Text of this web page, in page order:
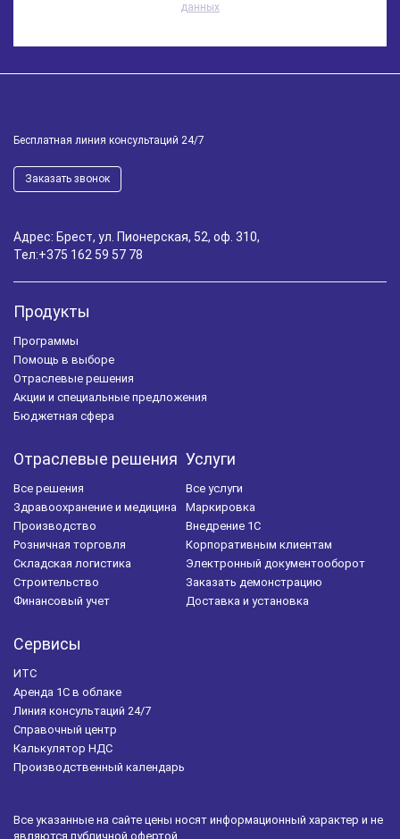
данных
Бесплатная линия консультаций 24/7
Заказать звонок
Адрес: Брест, ул. Пионерская, 52, оф. 310,
Тел:+375 162 59 57 78
Продукты
Программы
Помощь в выборе
Отраслевые решения
Акции и специальные предложения
Бюджетная сфера
Отраслевые решения
Все решения
Здравоохранение и медицина
Производство
Розничная торговля
Складская логистика
Строительство
Финансовый учет
Услуги
Все услуги
Маркировка
Внедрение 1С
Корпоративным клиентам
Электронный документооборот
Заказать демонстрацию
Доставка и установка
Сервисы
ИТС
Аренда 1С в облаке
Линия консультаций 24/7
Справочный центр
Калькулятор НДС
Производственный календарь
Все указанные на сайте цены носят информационный характер и не
являются публичной офертой